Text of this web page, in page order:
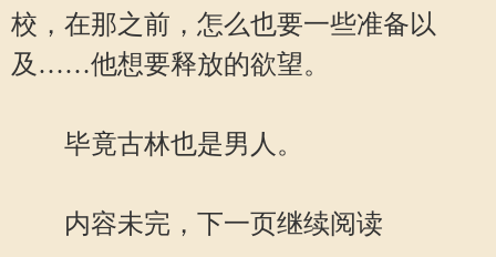
校，在那之前，怎么也要一些准备以
及……他想要释放的欲望。
毕竟古林也是男人。
内容未完，下一页继续阅读